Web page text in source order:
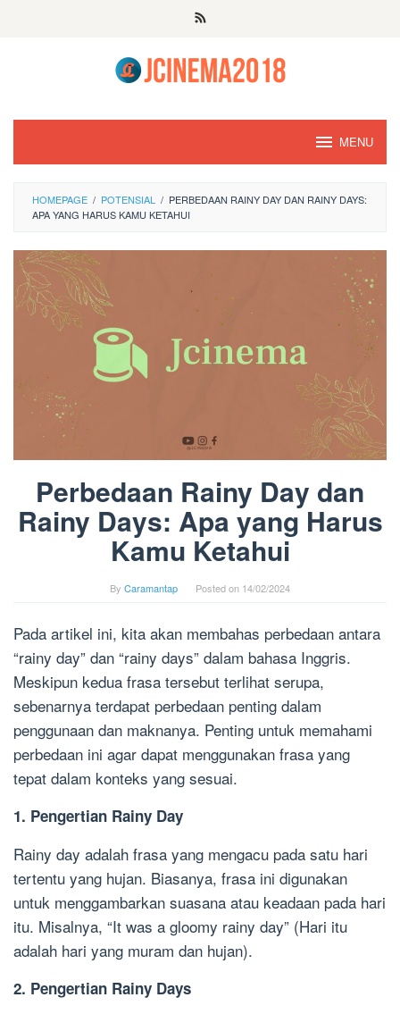
MENU
HOMEPAGE / POTENSIAL / PERBEDAAN RAINY DAY DAN RAINY DAYS:
APA YANG HARUS KAMU KETAHUI
Perbedaan Rainy Day dan
Rainy Days: Apa yang Harus
Kamu Ketahui
By Caramantap Posted on 14/02/2024
Pada artikel ini, kita akan membahas perbedaan antara
“rainy day” dan “rainy days” dalam bahasa Inggris.
Meskipun kedua frasa tersebut terlihat serupa,
sebenarnya terdapat perbedaan penting dalam
penggunaan dan maknanya. Penting untuk memahami
perbedaan ini agar dapat menggunakan frasa yang
tepat dalam konteks yang sesuai.
1. Pengertian Rainy Day
Rainy day adalah frasa yang mengacu pada satu hari
tertentu yang hujan. Biasanya, frasa ini digunakan
untuk menggambarkan suasana atau keadaan pada hari
itu. Misalnya, “It was a gloomy rainy day” (Hari itu
adalah hari yang muram dan hujan).
2. Pengertian Rainy Days